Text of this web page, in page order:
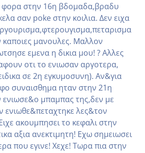
φορα στην 16η βδομαδα,βραδυ
σαν poke στην κοιλια. Δεν ειχα
μανουλες. Μαλλον
εμενα η δικια μου! ? Αλλες
οτι το ενιωσαν αργοτερα,
σε 2η εγκυμοσυνη). Αν&για
συναισθημα ηταν στην 21η
μπαμπας της,δεν με
ενιωθε&πεταχτηκε λες&τον
ακουμπησει το κεφαλι στην
αξια ανεκτιμητη! Εχω σημειωσει
που εγινε! Χεχε! Τωρα πια στην